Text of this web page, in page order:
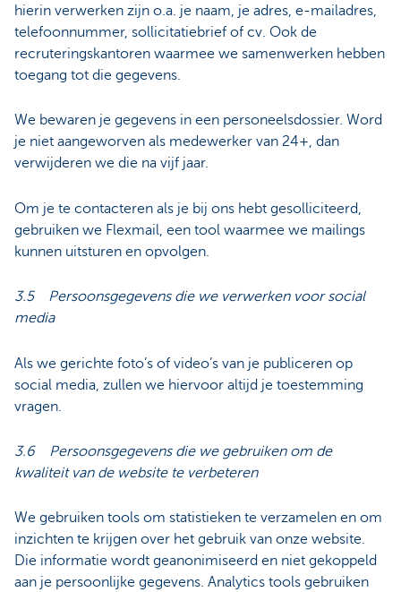
hierin verwerken zijn o.a. je naam, je adres, e-mailadres,
telefoonnummer, sollicitatiebrief of cv. Ook de
recruteringskantoren waarmee we samenwerken hebben
toegang tot die gegevens.
We bewaren je gegevens in een personeelsdossier. Word
je niet aangeworven als medewerker van 24+, dan
verwijderen we die na vijf jaar.
Om je te contacteren als je bij ons hebt gesolliciteerd,
gebruiken we Flexmail, een tool waarmee we mailings
kunnen uitsturen en opvolgen.
3.5 Persoonsgegevens die we verwerken voor social
media
Als we gerichte foto’s of video’s van je publiceren op
social media, zullen we hiervoor altijd je toestemming
vragen.
3.6 Persoonsgegevens die we gebruiken om de
kwaliteit van de website te verbeteren
We gebruiken tools om statistieken te verzamelen en om
inzichten te krijgen over het gebruik van onze website.
Die informatie wordt geanonimiseerd en niet gekoppeld
aan je persoonlijke gegevens. Analytics tools gebruiken